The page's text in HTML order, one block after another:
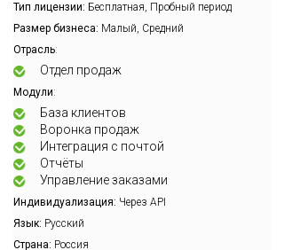
Тип лицензии: Бесплатная, Пробный период
Размер бизнеса: Малый, Средний
Отрасль:
Отдел продаж
Модули:
База клиентов
Воронка продаж
Интеграция с почтой
Отчёты
Управление заказами
Индивидуализация: Через API
Язык: Русский
Страна: Россия